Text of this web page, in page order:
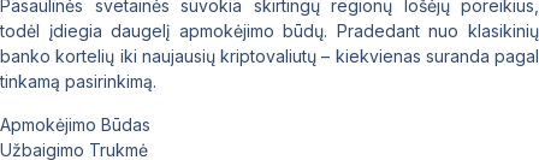
Pasaulinės svetainės suvokia skirtingų regionų lošėjų poreikius,
todėl įdiegia daugelį apmokėjimo būdų. Pradedant nuo klasikinių
banko kortelių iki naujausių kriptovaliutų – kiekvienas suranda pagal
tinkamą pasirinkimą.
Apmokėjimo Būdas
Užbaigimo Trukmė